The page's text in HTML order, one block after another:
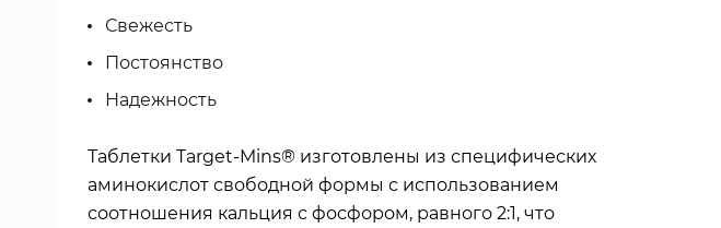
Свежесть
Постоянство
Надежность
Таблетки Target-Mins® изготовлены из специфических
аминокислот свободной формы с использованием
соотношения кальция с фосфором, равного 2:1, что